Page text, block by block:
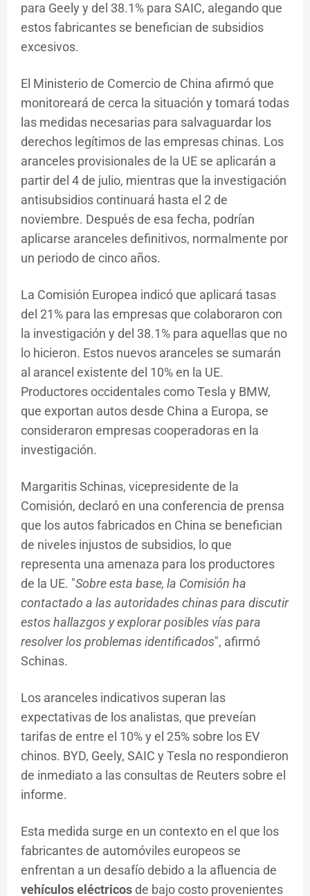
para Geely y del 38.1% para SAIC, alegando que
estos fabricantes se benefician de subsidios
excesivos.
El Ministerio de Comercio de China afirmó que
monitoreará de cerca la situación y tomará todas
las medidas necesarias para salvaguardar los
derechos legítimos de las empresas chinas. Los
aranceles provisionales de la UE se aplicarán a
partir del 4 de julio, mientras que la investigación
antisubsidios continuará hasta el 2 de
noviembre. Después de esa fecha, podrían
aplicarse aranceles definitivos, normalmente por
un periodo de cinco años.
La Comisión Europea indicó que aplicará tasas
del 21% para las empresas que colaboraron con
la investigación y del 38.1% para aquellas que no
lo hicieron. Estos nuevos aranceles se sumarán
al arancel existente del 10% en la UE.
Productores occidentales como Tesla y BMW,
que exportan autos desde China a Europa, se
consideraron empresas cooperadoras en la
investigación.
Margaritis Schinas, vicepresidente de la
Comisión, declaró en una conferencia de prensa
que los autos fabricados en China se benefician
de niveles injustos de subsidios, lo que
representa una amenaza para los productores
de la UE. "Sobre esta base, la Comisión ha
contactado a las autoridades chinas para discutir
estos hallazgos y explorar posibles vías para
resolver los problemas identificados", afirmó
Schinas.
Los aranceles indicativos superan las
expectativas de los analistas, que preveían
tarifas de entre el 10% y el 25% sobre los EV
chinos. BYD, Geely, SAIC y Tesla no respondieron
de inmediato a las consultas de Reuters sobre el
informe.
Esta medida surge en un contexto en el que los
fabricantes de automóviles europeos se
enfrentan a un desafío debido a la afluencia de
vehículos eléctricosde bajo costo provenientes